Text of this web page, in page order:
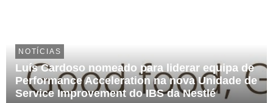
NOTÍCIAS
Luís Cardoso nomeado para liderar equipa de
Performance Acceleration na nova Unidade de
Service Improvement do IBS da Nestlé